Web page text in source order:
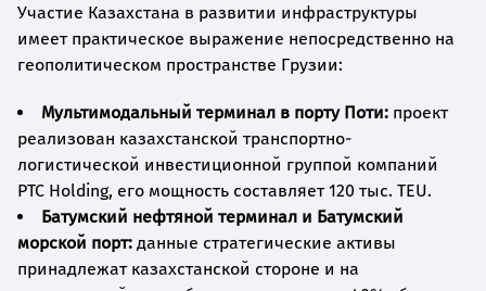
Участие Казахстана в развитии инфраструктуры
имеет практическое выражение непосредственно на
геополитическом пространстве Грузии:
Мультимодальный терминал в порту Поти: проект
реализован казахстанской транспортно-
логистической инвестиционной группой компаний
PTC Holding, его мощность составляет 120 тыс. TEU.
Батумский нефтяной терминал и Батумский
морской порт: данные стратегические активы
принадлежат казахстанской стороне и на